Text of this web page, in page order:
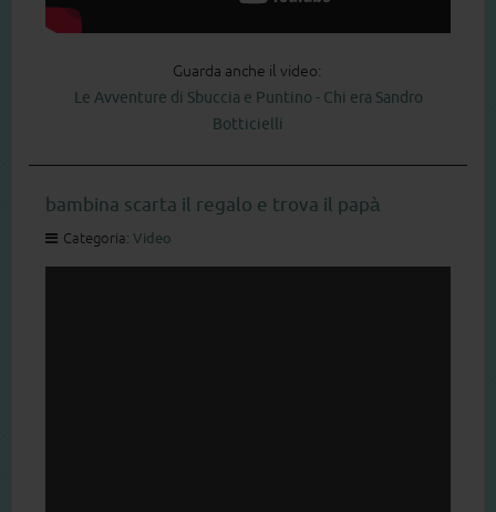
Guarda anche il video:
Le Avventure di Sbuccia e Puntino - Chi era Sandro
Botticielli
bambina scarta il regalo e trova il papà
Categoria: Video